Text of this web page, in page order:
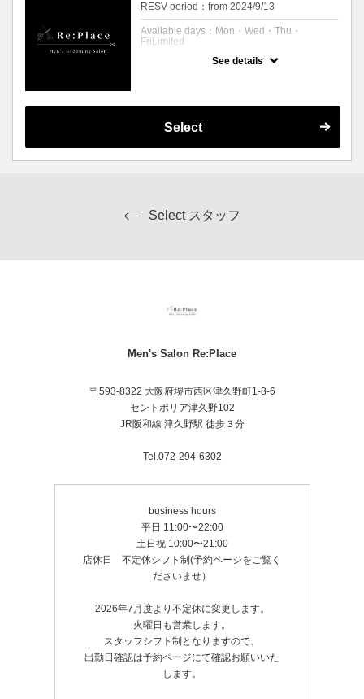
RESV period：from 2024/9/13
Available days：Mon・Wed・Thu・
FriLimited
予約可能時刻：Mon 11:00 to 21:00
Expiration Date：
【平日限定】
眉毛メンテナンス
See details
Select
Select スタッフ
Men's Salon Re:Place
〒593-8322 大阪府堺市西区津久野町1-8-6
セントポリア津久野102
JR阪和線 津久野駅 徒歩３分
Tel.072-294-6302
business hours
平日 11:00〜22:00
土日祝 10:00〜21:00
店休日 不定休シフト制(予約ページをご覧く
ださいませ）
2026年7月度より不定休に変更します。
火曜日も営業します。
スタッフシフト制となりますので、
出勤日確認は予約ページにて確認お願いいた
します。